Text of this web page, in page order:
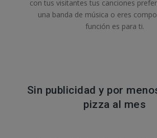
con tus visitantes tus canciones
una banda de música o eres
función es para ti.
Sin publicidad y por
pizza al mes